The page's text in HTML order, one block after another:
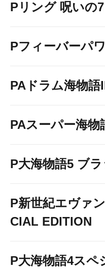
Pリング 呪いの
Pフィーバーパ
PAドラム海物語
PAスーパー海物
P大海物語5 ブラ
P新世紀エヴァ
CIAL EDITION
P大海物語4スペ